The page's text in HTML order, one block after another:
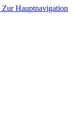
Zur Hauptnavigation